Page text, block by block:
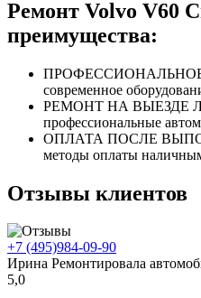
Ремонт Volvo V60
преимущества:
современное
РЕМОНТ НА ВЫЕЗДЕ
профессиональные
ОПЛАТА ПОСЛЕ
методы оплаты
Отзывы клиентов
+7 (495)984-09-90
Ирина Ремонтировала
5,0